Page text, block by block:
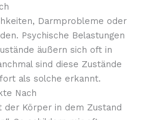
Darmprobleme oder
Psychische Belastungen
äußern sich oft in
sind diese Zustände
als solche erkannt.
Nach
Körper in dem Zustand